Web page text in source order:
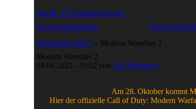
Quelle: PCGamesHardware
Keine Kommentare
News
Allgemeine Info I » Modern Warefare 2
Modern Warefare 2
08.06.2022 - 20:52 von DK-Hawkeye
Am 28. Oktober kommt
Hier der offizielle Call of Duty: Modern